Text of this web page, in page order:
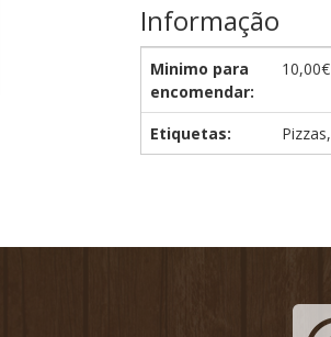
Informação
Minimo para
encomendar:
10,00€
Etiquetas: